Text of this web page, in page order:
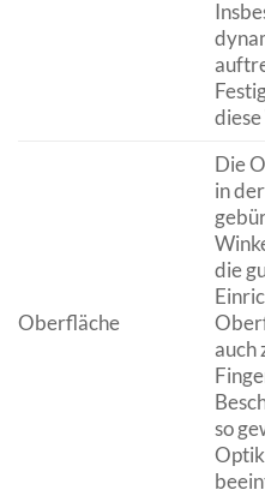
Oberfläche
Die
in
die
auch
so